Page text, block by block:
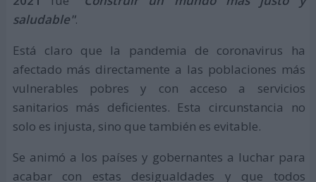
saludable".
Está claro que la pandemia de coronavirus ha
afectado más directamente a las poblaciones más
vulnerables pobres y con acceso a servicios
sanitarios más deficientes. Esta circunstancia no
solo es injusta, sino que también es evitable.
Se animó a los países y gobernantes a luchar para
acabar con estas desigualdades y que todos